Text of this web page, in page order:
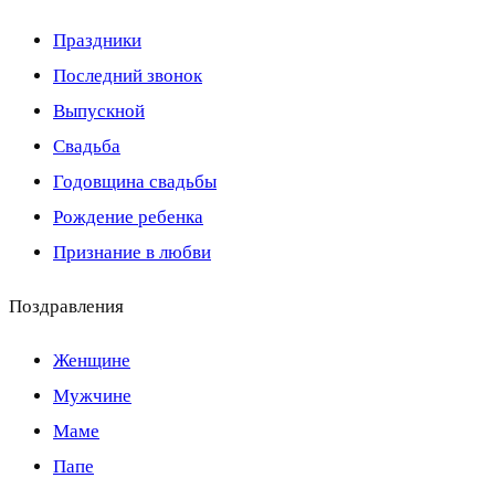
Праздники
Последний звонок
Выпускной
Свадьба
Годовщина свадьбы
Рождение ребенка
Признание в любви
Поздравления
Женщине
Мужчине
Маме
Папе